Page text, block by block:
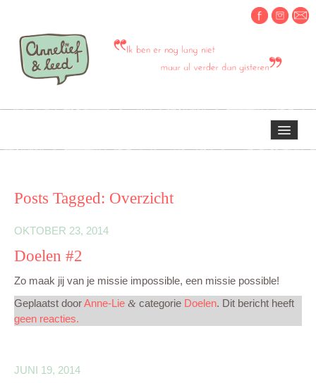
ERVARINGEN OM TE DELEN
CREATIEF
Posts Tagged: Overzicht
OKTOBER 23, 2014
Doelen #2
Zo maak jij van je missie impossible, een missie possible!
Geplaatst doorAnne-Lie & categorie Doelen. Dit bericht heeft
geen reacties.
JUNI 19, 2014